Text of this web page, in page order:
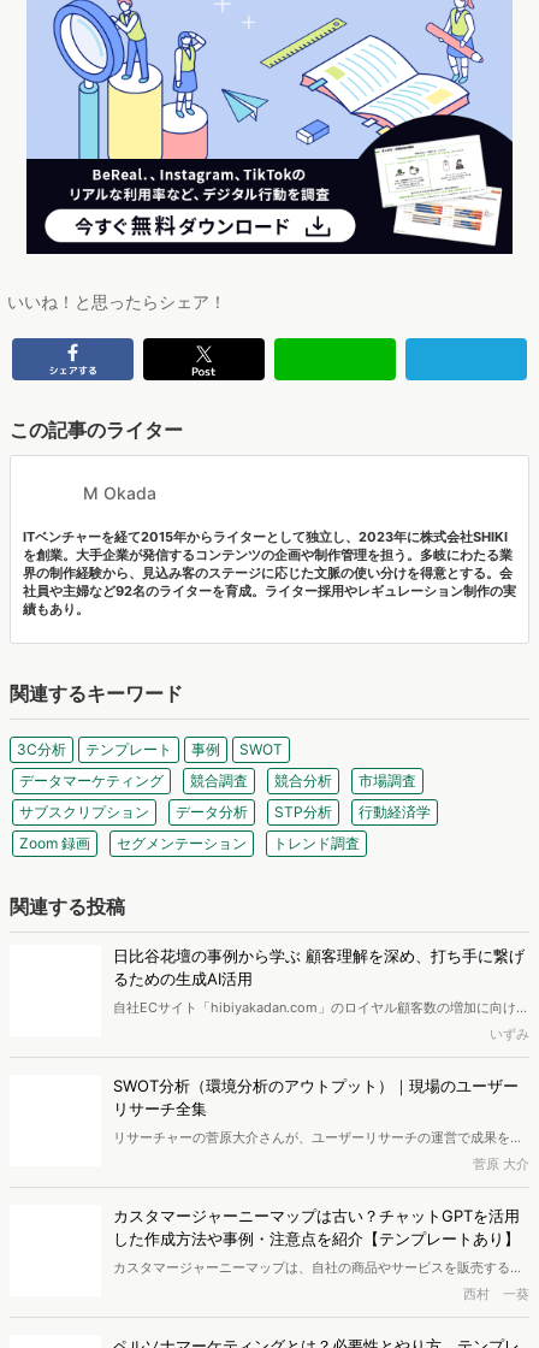
いいね！と思ったらシェア！
この記事のライター
M Okada
ITベンチャーを経て2015年からライターとして独立し、2023年に株式会社SHIKI
を創業。大手企業が発信するコンテンツの企画や制作管理を担う。多岐にわたる業
界の制作経験から、見込み客のステージに応じた文脈の使い分けを得意とする。会
社員や主婦など92名のライターを育成。ライター採用やレギュレーション制作の実
績もあり。
関連するキーワード
3C分析 テンプレート 事例
SWOT
データマーケティング
競合調査 競合分析
市場調査
サブスクリプション
データ分析 STP分析
行動経済学
Zoom 録画
セグメンテーション トレンド調査
関連する投稿
日比谷花壇の事例から学ぶ 顧客理解を深め、打ち手に繋げ
るための生成AI活用
自社ECサイト「hibiyakadan.com」のロイヤル顧客数の増加に向け
て、株式会社日比谷花壇はヴァリューズと共に顧客理解のためのアン
ケート調査を実施。「母の日」などの一時的な売上増加に留まらな
い、継続的な購入につながる要因を明らかにしました。「調査を実施
して終わり」ではなく、成果につながる施策に落とし込むために重要
なこととは？同社の横山氏にうかがいました。
いずみ
SWOT分析（環境分析のアウトプット）｜現場のユーザー
リサーチ全集
リサーチャーの菅原大介さんが、ユーザーリサーチの運営で成果を上
げるアウトプットについて解説する「現場のユーザーリサーチ全
集」。今回は、「SWOT分析」（環境分析のアウトプット）について
寄稿いただきました。
菅原 大介
カスタマージャーニーマップは古い？チャットGPTを活用
した作成方法や事例・注意点を紹介【テンプレートあり】
カスタマージャーニーマップは、自社の商品やサービスを販売する
際、顧客の行動を可視化・分析を行える有効なツールです。 しかし
「作成方法や活用方法がわからない」とお悩みの方も多いでしょう。
カスタマージャーニーマップを作成できるようになれば、顧客の行動
西村 一葵